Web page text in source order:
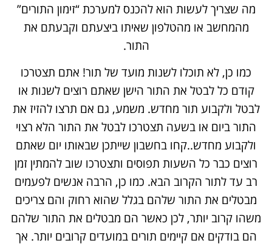
מה שצריך לעשות הוא להכנס למערכת “זימון התורים”
מהמחשב או מהטלפון שאיתו ביצעתם וקבעתם את
התור.
כמו כן, לא תוכלו לשנות מועד של תור! אתם תצטרכו
קודם כל לבטל את התור הישן שאתם רוצים לשנות או
לבטל ולקבוע תור מחדש. משמע, גם אם תרצו להזיז את
התור ביום או בשעה תצטרכו לבטל את התור הלא רצוי
ולקבוע מחדש..קחו בחשבון שייתכן שבאותו יום שאתם
רוצים כבר כל השעות תפוסים ותצטרכו שוב להמתין זמן
רב עד לתור הקרוב הבא. כמו כן, הרבה אנשים לפעמים
מבטלים את התור שלהם בגלל שהוא רחוק והם צריכים
משהו קרוב יותר, לכן כאשר הם מבטלים את התור שלהם
הם בודקים אם קיימים תורים במועדים קרובים יותר. אך